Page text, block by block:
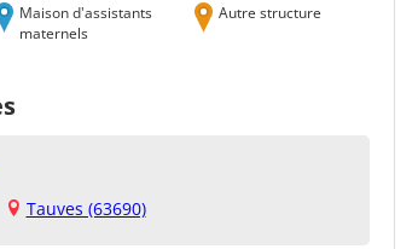
Maison d'assistants
maternels
Autre structure
Tauves (63690)